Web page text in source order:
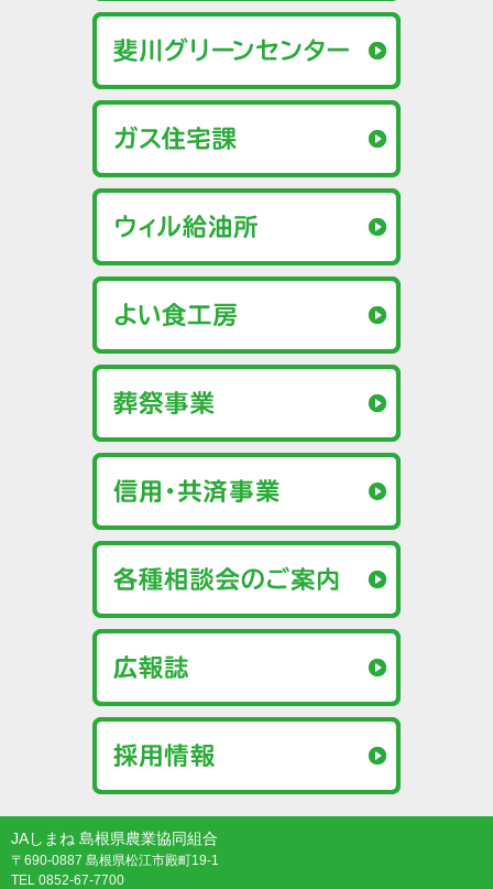
JAしまね 島根県農業協同組合
〒690-0887 島根県松江市殿町19-1
TEL 0852-67-7700